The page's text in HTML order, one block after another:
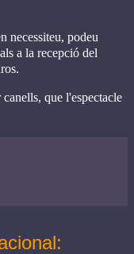
necessiteu, podeu
a la recepció del
que l'espectacle